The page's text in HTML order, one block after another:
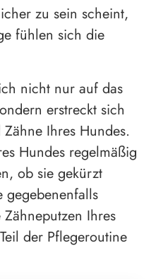
zu sein scheint,
fühlen sich die
nicht nur auf das
erstreckt sich
Ihres Hundes.
Hundes regelmäßig
ob sie gekürzt
gegebenenfalls
Ihres
der Pflegeroutine